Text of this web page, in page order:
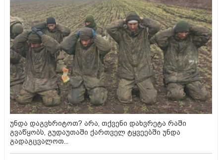
უნდა დაგვხრიტოთ? არა, თქვენი დახვრეტა რაში
გვაწყობს, გუდაუთაში ქართველ ტყვეებში უნდა
გადაგცვალოთ...